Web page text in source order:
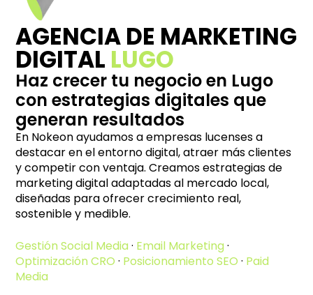
AGENCIA DE MARKETING
DIGITAL LUGO
Haz crecer tu negocio en Lugo
con estrategias digitales que
generan resultados
En Nokeon ayudamos a empresas lucenses a
destacar en el entorno digital, atraer más clientes
y competir con ventaja. Creamos estrategias de
marketing digital adaptadas al mercado local,
diseñadas para ofrecer crecimiento real,
sostenible y medible.
Gestión Social Media · Email Marketing ·
Optimización CRO · Posicionamiento SEO · Paid
Media